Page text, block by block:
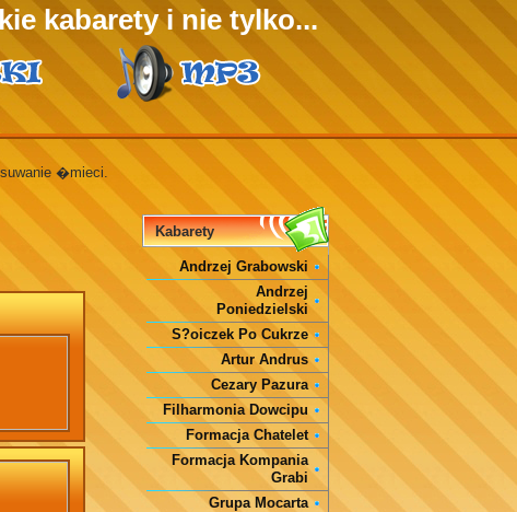
kabarety i nie tylko...
�mieci.
Kabarety
Andrzej Grabowski
Andrzej
Poniedzielski
S?oiczek Po Cukrze
Artur Andrus
Cezary Pazura
Filharmonia Dowcipu
Formacja Chatelet
Formacja Kompania
Grabi
Grupa Mocarta